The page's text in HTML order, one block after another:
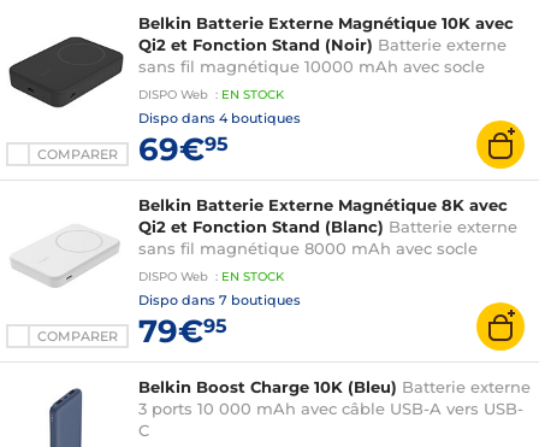
COMPARER
Belkin Batterie Externe Magnétique 10K avec
Qi2 et Fonction Stand (Noir) Batterie externe
sans fil magnétique 10000 mAh avec socle
intégré
DISPO Web : EN STOCK
Dispo dans 4 boutiques
69€95
COMPARER
Belkin Batterie Externe Magnétique 8K avec
Qi2 et Fonction Stand (Blanc) Batterie externe
sans fil magnétique 8000 mAh avec socle
intégré
DISPO Web : EN STOCK
Dispo dans 7 boutiques
79€95
Belkin Boost Charge 10K (Bleu) Batterie externe
3 ports 10 000 mAh avec câble USB-A vers USB-
C